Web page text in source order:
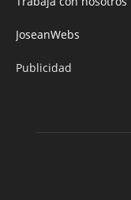
JoseanWebs
Publicidad